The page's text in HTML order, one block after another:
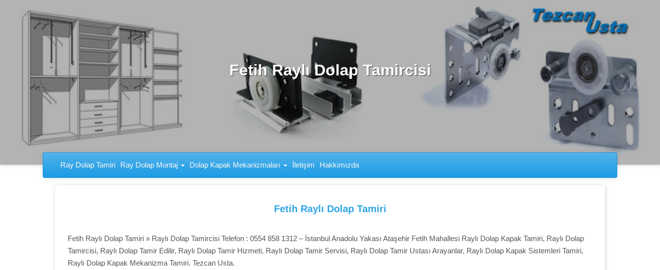
Fetih Raylı Dolap Tamircisi
Ray Dolap Tamiri Ray Dolap Montaj Dolap Kapak Mekanizmaları İletişim Hakkımızda
Fetih Raylı Dolap Tamiri
Fetih Raylı Dolap Tamiri » Raylı Dolap Tamircisi Telefon : 0554 858 1312 – İstanbul Anadolu Yakası Ataşehir Fetih Mahallesi Raylı Dolap Kapak Tamiri, Raylı Dolap
Tamircisi, Raylı Dolap Tamir Edilir, Raylı Dolap Tamir Hizmeti, Raylı Dolap Tamir Servisi, Raylı Dolap Tamir Ustası Arayanlar, Raylı Dolap Kapak Sistemleri Tamiri,
Raylı Dolap Kapak Mekanizma Tamiri. Tezcan Usta.